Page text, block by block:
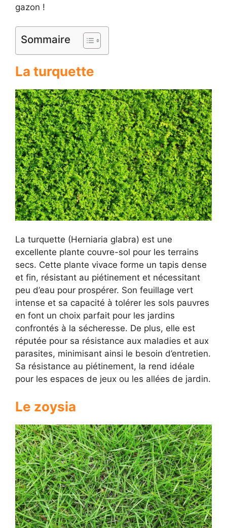
gazon !
Sommaire
La turquette
La turquette (Herniaria glabra) est une
excellente plante couvre-sol pour les terrains
secs. Cette plante vivace forme un tapis dense
et fin, résistant au piétinement et nécessitant
peu d’eau pour prospérer. Son feuillage vert
intense et sa capacité à tolérer les sols pauvres
en font un choix parfait pour les jardins
confrontés à la sécheresse. De plus, elle est
réputée pour sa résistance aux maladies et aux
parasites, minimisant ainsi le besoin d’entretien.
Sa résistance au piétinement, la rend idéale
pour les espaces de jeux ou les allées de jardin.
Le zoysia